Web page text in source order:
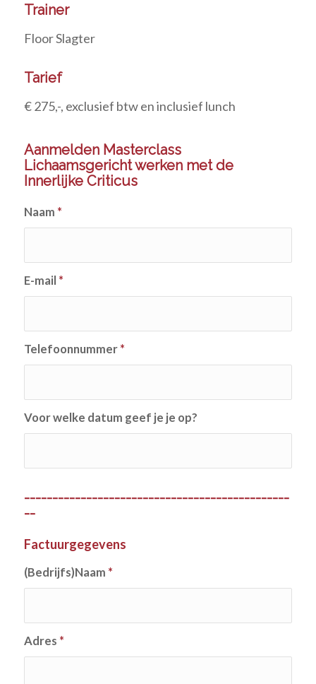
Trainer
Floor Slagter
Tarief
€ 275,-, exclusief btw en inclusief lunch
Aanmelden Masterclass
Lichaamsgericht werken met de
Innerlijke Criticus
Naam *
E-mail *
Telefoonnummer *
Voor welke datum geef je je op?
-----------------------------------------------
--
Factuurgegevens
(Bedrijfs)Naam *
Adres *